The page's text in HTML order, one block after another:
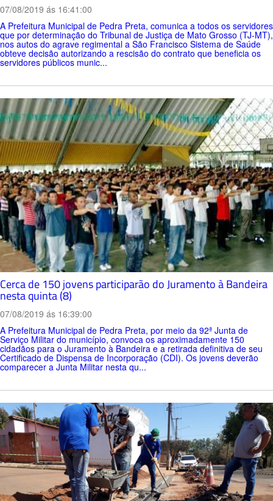
07/08/2019 ás 16:41:00
A Prefeitura Municipal de Pedra Preta, comunica a todos os servidores
que por determinação do Tribunal de Justiça de Mato Grosso (TJ-MT),
nos autos do agrave regimental a São Francisco Sistema de Saúde
obteve decisão autorizando a rescisão do contrato que beneficia os
servidores públicos munic...
Cerca de 150 jovens participarão do Juramento à Bandeira
nesta quinta (8)
07/08/2019 ás 16:39:00
A Prefeitura Municipal de Pedra Preta, por meio da 92ª Junta de
Serviço Militar do município, convoca os aproximadamente 150
cidadãos para o Juramento à Bandeira e a retirada definitiva de seu
Certificado de Dispensa de Incorporação (CDI). Os jovens deverão
comparecer a Junta Militar nesta qu...